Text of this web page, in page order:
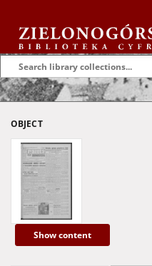
OBJECT
Show content